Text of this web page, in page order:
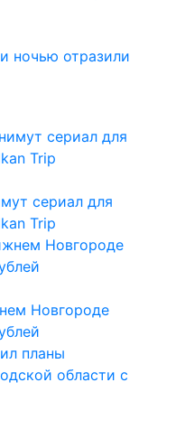
ночью отразили
сериал для
Trip
Новгороде